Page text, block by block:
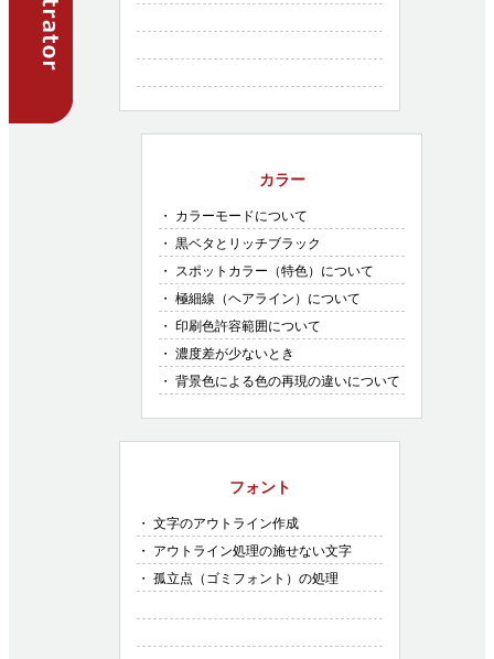
カラー
・ カラーモードについて
・ 黒ベタとリッチブラック
・ スポットカラー（特色）について
・ 極細線（ヘアライン）について
・ 印刷色許容範囲について
・ 濃度差が少ないとき
・ 背景色による色の再現の違いについて
フォント
・ 文字のアウトライン作成
・ アウトライン処理の施せない文字
・ 孤立点（ゴミフォント）の処理